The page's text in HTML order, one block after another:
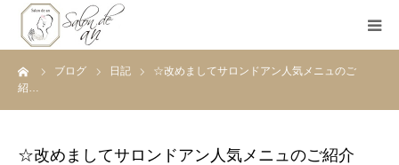
ブログ 日記
☆改めましてサロンドアン人気メニュのご
紹…
☆改めましてサロンドアン人気メニュのご紹介
ホーム